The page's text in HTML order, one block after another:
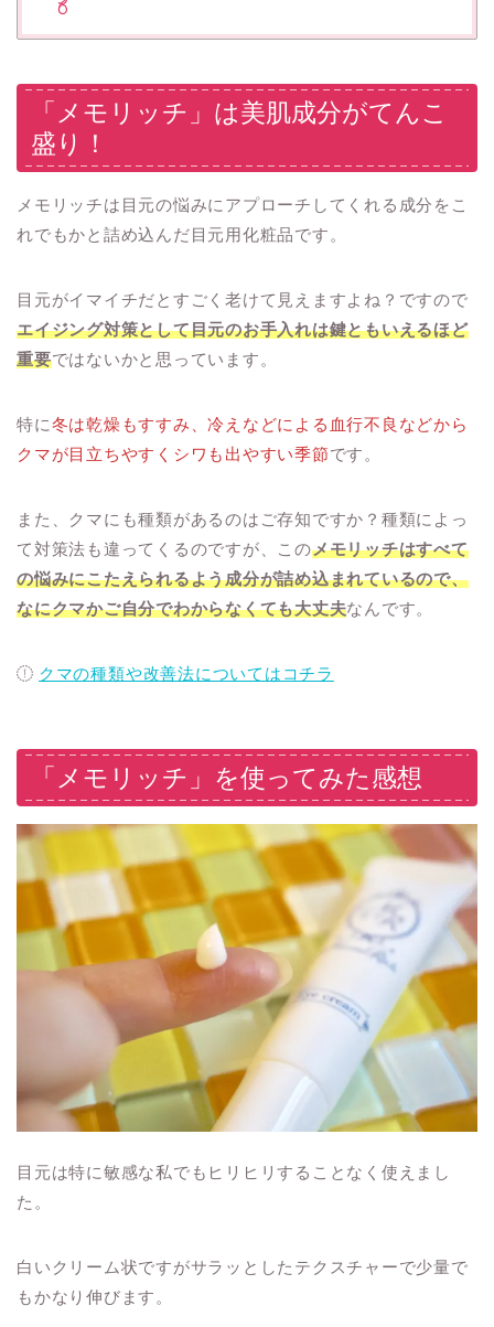
「メモリッチ」は美肌成分がてんこ
盛り！
メモリッチは目元の悩みにアプローチしてくれる成分をこ
れでもかと詰め込んだ目元用化粧品です。
目元がイマイチだとすごく老けて見えますよね？ですので
エイジング対策として目元のお手入れは鍵ともいえるほど
重要ではないかと思っています。
特に冬は乾燥もすすみ、冷えなどによる血行不良などから
クマが目立ちやすくシワも出やすい季節です。
また、クマにも種類があるのはご存知ですか？種類によっ
て対策法も違ってくるのですが、このメモリッチはすべて
の悩みにこたえられるよう成分が詰め込まれているので、
なにクマかご自分でわからなくても大丈夫なんです。
クマの種類や改善法についてはコチラ
「メモリッチ」を使ってみた感想
目元は特に敏感な私でもヒリヒリすることなく使えまし
た。
白いクリーム状ですがサラッとしたテクスチャーで少量で
もかなり伸びます。